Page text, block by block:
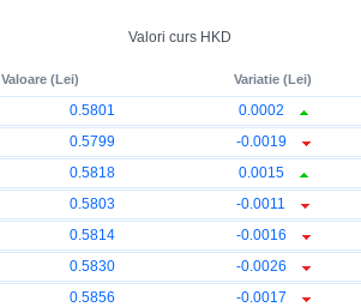
Valori curs HKD
Valoare (Lei) Variatie (Lei)
0.5801 0.0002
0.5799 -0.0019
0.5818 0.0015
0.5803 -0.0011
0.5814 -0.0016
0.5830 -0.0026
0.5856 -0.0017